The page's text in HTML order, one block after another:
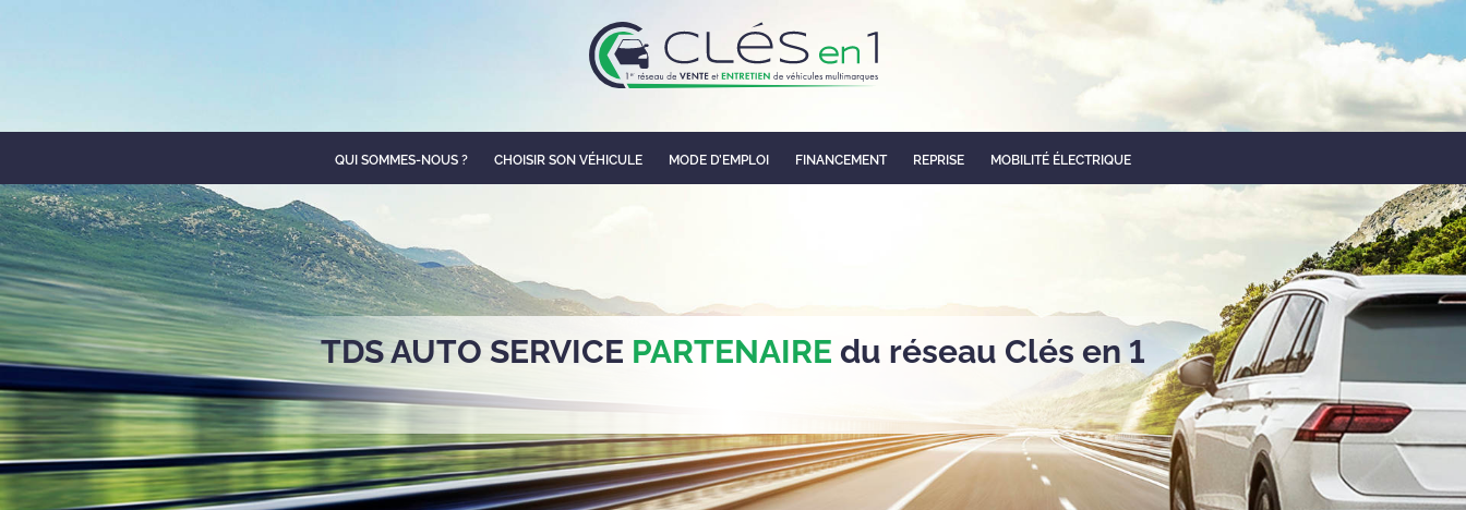
QUI SOMMES-NOUS ? CHOISIR SON VÉHICULE MODE D’EMPLOI FINANCEMENT REPRISE MOBILITÉ ÉLECTRIQUE
TDS AUTO SERVICE PARTENAIRE du réseau Clés en 1